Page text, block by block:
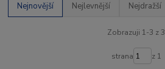
Nejnovější Nejlevnější Nejdražší
Zobrazuji 1-3 z 3
strana z 1